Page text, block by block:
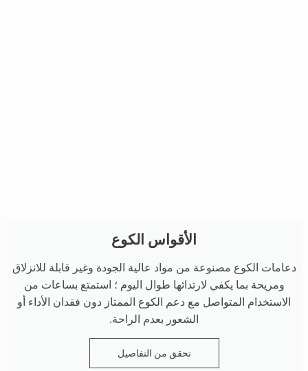
الأقواس الكوع
دعامات الكوع مصنوعة من مواد عالية الجودة وغير قابلة للانزلاق
ومريحة بما يكفي لارتدائها طوال اليوم ؛ استمتع بساعات من
الاستخدام المتواصل مع دعم الكوع الممتاز دون فقدان الأداء أو
الشعور بعدم الراحة.
تحقق من التفاصيل